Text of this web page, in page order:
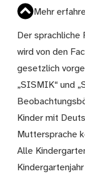
Mehr
Der
wird von den
gesetzlich
„SISMIK“ und
Kinder mit
Muttersprache
Alle